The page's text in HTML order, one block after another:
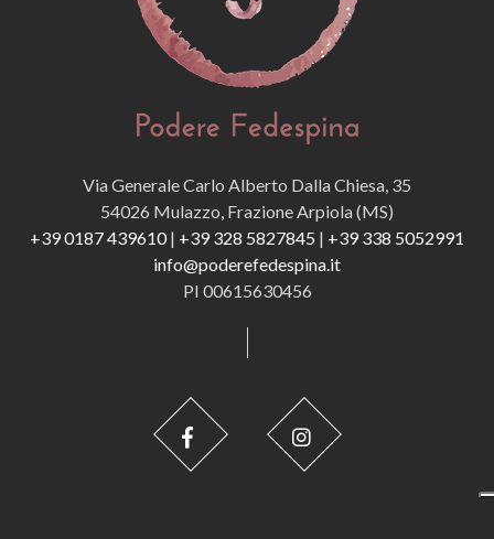
Via Generale Carlo Alberto Dalla Chiesa, 35
54026 Mulazzo, Frazione Arpiola (MS)
+39 0187 439610| +39 328 5827845 | +39 338 5052991
info@poderefedespina.it
PI 00615630456